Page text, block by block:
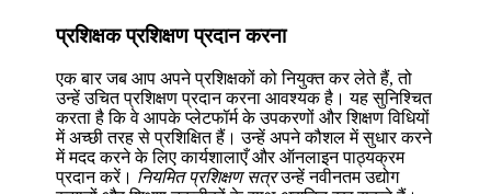
प्रशिक्षक प्रशिक्षण प्रदान करना
एक बार जब आप अपने प्रशिक्षकों को नियुक्त कर लेते हैं, तो
उन्हें उचित प्रशिक्षण प्रदान करना आवश्यक है। यह सुनिश्चित
करता है कि वे आपके प्लेटफॉर्म के उपकरणों और शिक्षण विधियों
में अच्छी तरह से प्रशिक्षित हैं। उन्हें अपने कौशल में सुधार करने
में मदद करने के लिए कार्यशालाएँ और ऑनलाइन पाठ्यक्रम
प्रदान करें। नियमित प्रशिक्षण सत्रउन्हें नवीनतम उद्योग